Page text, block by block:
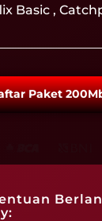
Basic ,
Paket